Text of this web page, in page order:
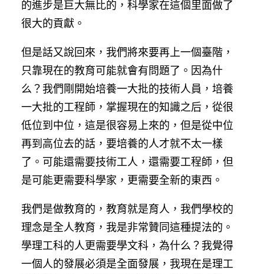
的進步是巨大無比的，科學家在這個里面做了
很大的貢獻。
但是話又說回來，我們將來要再上一個臺階，
只靠現在的教育可能就會有問題了。因為什
么？我們剛開始培養一大批的技術人員，培養
一大批的工程師，掌握現在的知識之后，從很
低位到中位，這是很容易上來的，但是從中位
再到高位去的話，要培養的人才就不太一樣
了。可能還需要技術工人，還需要工程師，但
是可能更需要科學家，更需要全新的東西。
我們是做教育的，教育就是育人，我們學校的
理念是全人教育，我是非常贊同這種提法的。
學理工科的人更需要學文科，為什么？我覺得
一個人的發展必須是全面發展，我現在是理工